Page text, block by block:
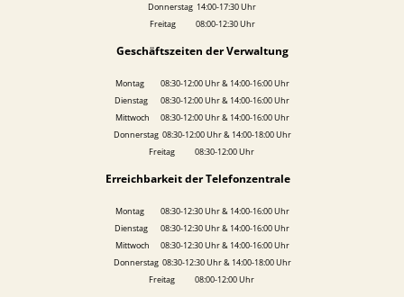
Donnerstag 14:00-17:30 Uhr
Freitag 08:00-12:30 Uhr
Geschäftszeiten der Verwaltung
Montag 08:30-12:00 Uhr & 14:00-16:00 Uhr
Dienstag 08:30-12:00 Uhr & 14:00-16:00 Uhr
Mittwoch 08:30-12:00 Uhr & 14:00-16:00 Uhr
Donnerstag 08:30-12:00 Uhr & 14:00-18:00 Uhr
Freitag 08:30-12:00 Uhr
Erreichbarkeit der Telefonzentrale
Montag 08:30-12:30 Uhr & 14:00-16:00 Uhr
Dienstag 08:30-12:30 Uhr & 14:00-16:00 Uhr
Mittwoch 08:30-12:30 Uhr & 14:00-16:00 Uhr
Donnerstag 08:30-12:30 Uhr & 14:00-18:00 Uhr
Freitag 08:00-12:00 Uhr